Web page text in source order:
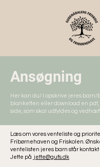
Ansøgning
Her kan du/ I opskrive jeres barn/
blanketten eller download en
side, som skal udfyldes og
Læs om vores venteliste og
Fribørnehaven og Friskolen.
ventelisten jeres barn står
Jette på jette@gufs.dk